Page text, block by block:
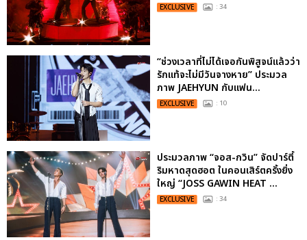
EXCLUSIVE : 34
“ช่วงเวลาที่ไม่ได้เจอกันพิสูจน์แล้วว่า
รักแท้จะไม่มีวันจางหาย” ประมวล
ภาพ JAEHYUN กับแฟน...
EXCLUSIVE : 10
ประมวลภาพ “จอส-กวิน” จัดปาร์ตี้
ริมหาดสุดฮอต ในคอนเสิร์ตครั้งยิ่ง
ใหญ่ “JOSS GAWIN HEAT ...
EXCLUSIVE : 34